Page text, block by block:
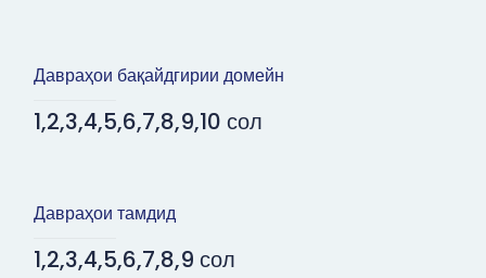
Давраҳои бақайдгирии домейн
1,2,3,4,5,6,7,8,9,10 сол
Давраҳои тамдид
1,2,3,4,5,6,7,8,9 сол